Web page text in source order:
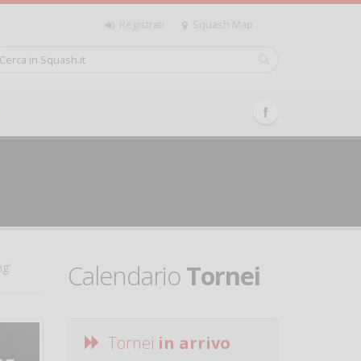
Registrati Squash Map
CalendarioTornei
Tornei in arrivo